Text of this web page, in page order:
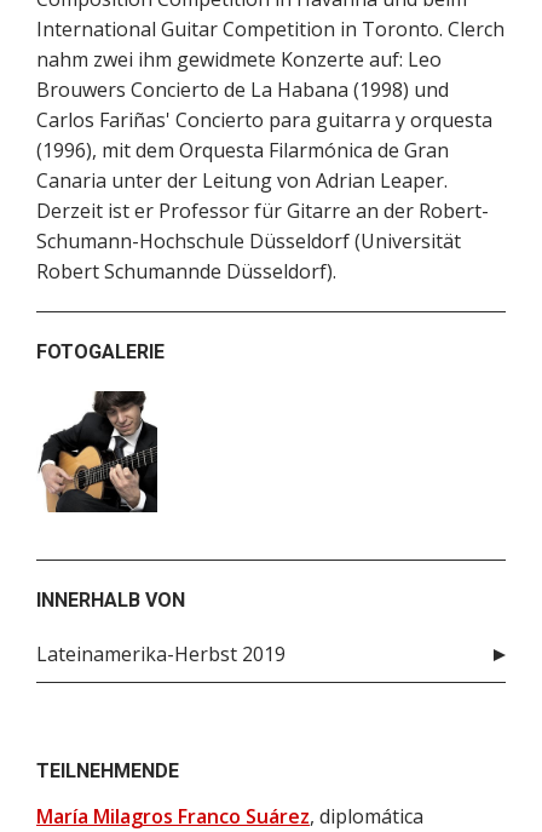
International Guitar Competition in Toronto. Clerch
nahm zwei ihm gewidmete Konzerte auf: Leo
Brouwers Concierto de La Habana (1998) und
Carlos Fariñas' Concierto para guitarra y orquesta
(1996), mit dem Orquesta Filarmónica de Gran
Canaria unter der Leitung von Adrian Leaper.
Derzeit ist er Professor für Gitarre an der Robert-
Schumann-Hochschule Düsseldorf (Universität
Robert Schumannde Düsseldorf).
FOTOGALERIE
INNERHALB VON
Lateinamerika-Herbst 2019
TEILNEHMENDE
María Milagros Franco Suárez, diplomática